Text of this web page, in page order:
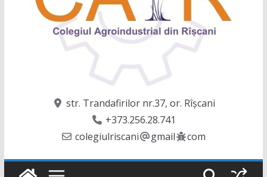
str. Trandafirilor nr.37, or. Rîşcani
+373.256.28.741
colegiulriscani
gmail com